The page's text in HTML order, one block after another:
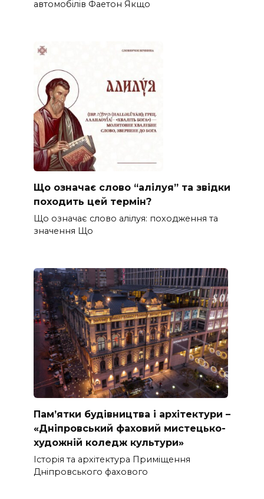
автомобілів Фаетон Якщо
Що означає слово “алілуя” та звідки
походить цей термін?
Що означає слово алілуя: походження та
значення Що
Пам’ятки будівництва і архітектури –
«Дніпровський фаховий мистецько-
художній коледж культури»
Історія та архітектура Приміщення
Дніпровського фахового